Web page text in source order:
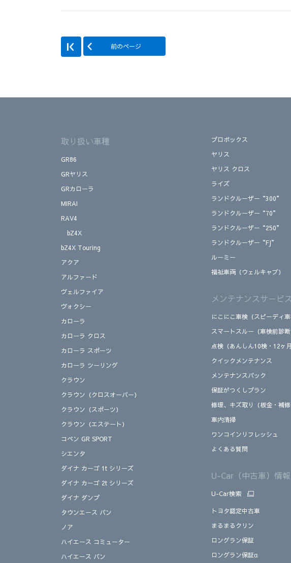
前のページ
取り扱い車種
GR86
GRヤリス
GRカローラ
MIRAI
RAV4
bZ4X
bZ4X Touring
アクア
アルファード
ヴェルファイア
ヴォクシー
カローラ
カローラ クロス
カローラ スポーツ
カローラ ツーリング
クラウン
クラウン（クロスオーバー）
クラウン（スポーツ）
クラウン（エステート）
コペン GR SPORT
シエンタ
ダイナ カーゴ 1t シリーズ
ダイナ カーゴ 2t シリーズ
ダイナ ダンプ
タウンエース バン
ノア
ハイエース コミューター
ハイエース バン
プロボックス
ヤリス
ヤリス クロス
ライズ
ランドクルーザー“300”
ランドクルーザー“70”
ランドクルーザー“250”
ランドクルーザー“FJ”
ルーミー
福祉車両（ウェルキャブ）
メンテナンスサービス
にこにこ車検（スピーディ車
スマートスルー（車検前診断
点検（あんしん10検・12ヶ月
クイックメンテナンス
メンテナンスパック
保証がつくしプラン
修理、キズ取り（板金・補修
車内清掃
ワンコインリフレッシュ
よくある質問
U-Car（中古車）情報
U-Car検索
トヨタ認定中古車
まるまるクリン
ロングラン保証
ロングラン保証α